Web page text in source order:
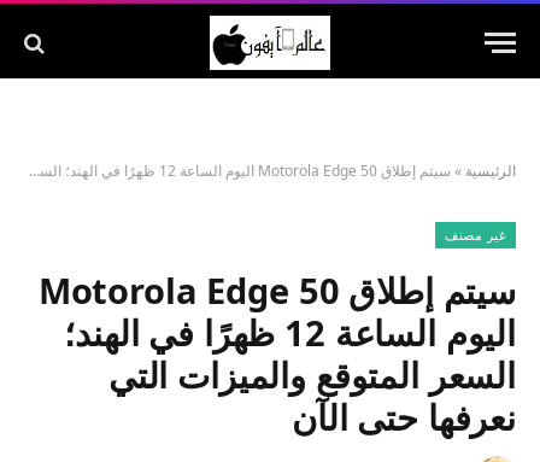
الرئيسية » سيتم إطلاق Motorola Edge 50 اليوم الساعة 12 ظهرًا في الهند؛ السعر المتوقع والميزات التي نعرفها حتى الآن
غير مصنف
سيتم إطلاق Motorola Edge 50
اليوم الساعة 12 ظهرًا في الهند؛
السعر المتوقع والميزات التي
نعرفها حتى الآن